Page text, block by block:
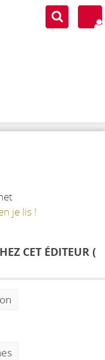
je lis !
CET ÉDITEUR (